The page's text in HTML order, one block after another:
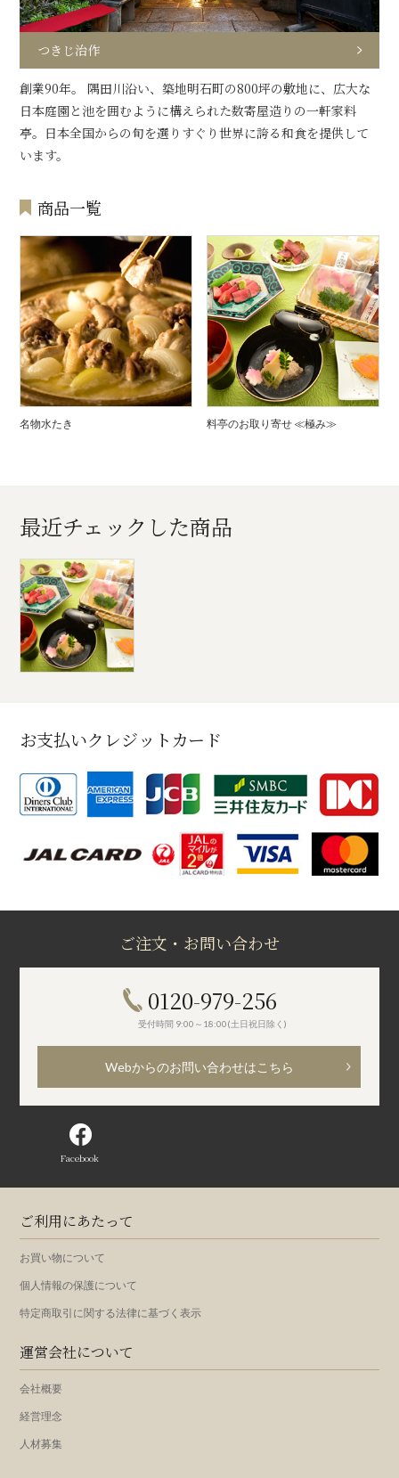
つきじ治作
創業90年。 隅田川沿い、築地明石町の800坪の敷地に、広大な
日本庭園と池を囲むように構えられた数寄屋造りの一軒家料
亭。日本全国からの旬を選りすぐり世界に誇る和食を提供して
います。
商品一覧
名物水たき 料亭のお取り寄せ ≪極み≫
最近チェックした商品
お支払いクレジットカード
ご注文・お問い合わせ
0120-979-256
受付時間 9:00～18:00(土日祝日除く)
Webからのお問い合わせはこちら
Facebook
ご利用にあたって
お買い物について
個人情報の保護について
特定商取引に関する法律に基づく表示
運営会社について
会社概要
経営理念
人材募集